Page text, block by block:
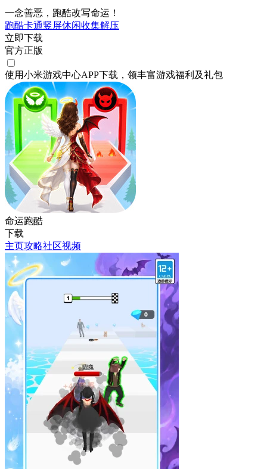
一念善恶，跑酷改写命运！
跑酷卡通竖屏休闲收集解压
立即下载
官方正版
使用小米游戏中心APP下载 ，领丰富游戏福利 及礼包
命运跑酷
下载
主页攻略社区视频